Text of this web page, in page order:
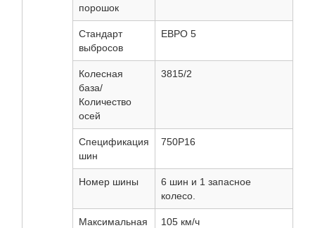
порошок
Стандарт
выбросов
ЕВРО 5
Колесная
база/
Количество
осей
3815/2
Спецификация
шин
750Р16
Номер шины
6 шин и 1 запасное
колесо.
Максимальная
105 км/ч